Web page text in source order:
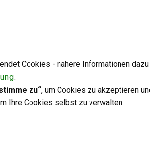
Cookies - nähere Informationen
.
zu“, um Cookies zu akzeptieren
Ihre Cookies selbst zu verwalten.